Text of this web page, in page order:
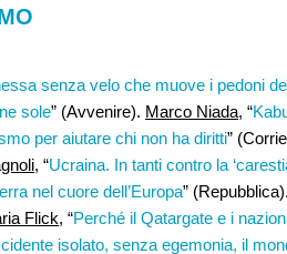
senza velo che muove i pedoni
sole” (Avvenire). Marco Niada, “
per aiutare chi non ha diritti”
, “Ucraina. In tanti contro la
nel cuore dell’Europa” (Repubblica).
Flick, “Perché il Qatargate e i
isolato, senza egemonia, il